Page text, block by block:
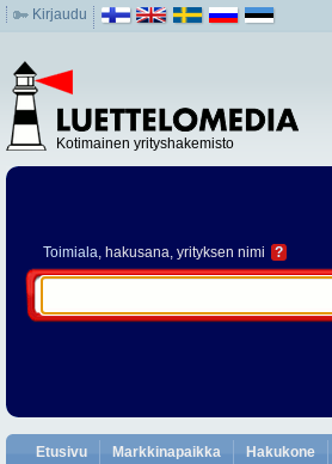
Kirjaudu
Kotimainen yrityshakemisto
Toimiala, hakusana, yrityksen nimi ?
Etusivu Markkinapaikka Hakukone